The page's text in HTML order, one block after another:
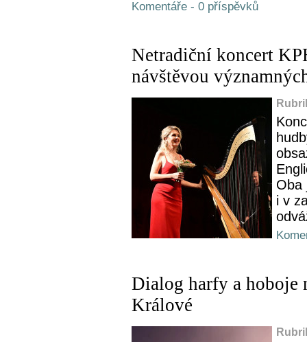
Komentáře - 0 příspěvků
Netradiční koncert
návštěvou
Oba
i v
Dialog harfy a hoboje
Králové